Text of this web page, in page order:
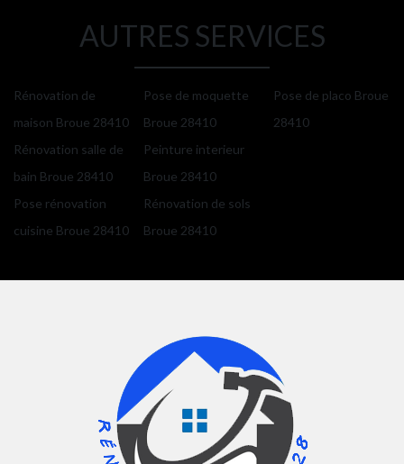
AUTRES SERVICES
Rénovation de
maison Broue 28410
Rénovation salle de
bain Broue 28410
Pose rénovation
cuisine Broue 28410
Pose de moquette
Broue 28410
Peinture interieur
Broue 28410
Rénovation de sols
Broue 28410
Pose de placo Broue
28410